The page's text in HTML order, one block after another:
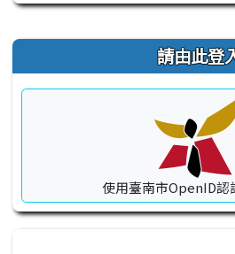
右邊區域內容 請由此登
使用臺南市OpenID認